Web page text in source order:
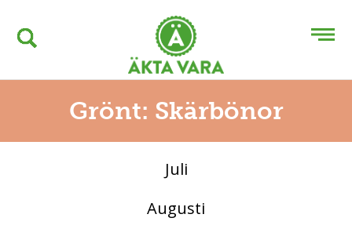
Grönt: Skärbönor
Juli
Augusti